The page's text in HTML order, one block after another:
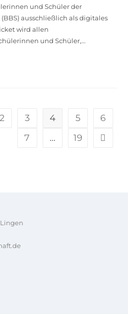
und Schüler der
ausschließlich als digitales
wird allen
und Schüler,…
2 3 4 5
6
7
… 19